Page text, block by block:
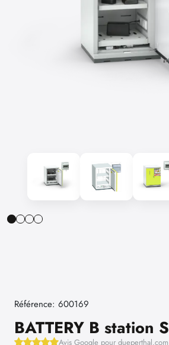
Référence: 600169
BATTERY B station S
Avis Google pour dueperthal.com